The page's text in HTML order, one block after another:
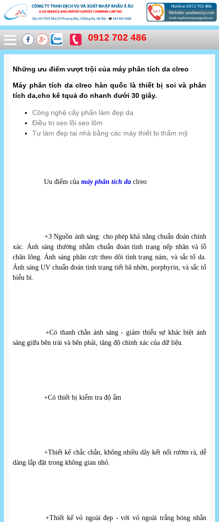
0912 702 486
Những ưu điểm vượt trội của máy phân tích da clreo
Máy phân tích da clreo hàn quốc là thiết bị soi và phân
tích da,cho kê tquả đo nhanh dưới 30 giây.
Công nghệ cấy phấn làm đẹp da
Điều trị sẹo lồi sẹo lõm
Tự làm đẹp tại nhà bằng các máy thiết bị thẩm mỹ
Uu điểm của máy phân tích da clreo
+3 Nguồn ánh sáng: cho phép khả năng chuẩn đoán chính
xác. Ánh sáng thường nhằm chuẩn đoán tình trạng nếp nhăn và lỗ
chân lông. Ánh sáng phân cực theo dõi tình trạng nám, và sắc tố da.
Ánh sáng UV chuẩn đoán tình trạng tiết bã nhờn, porphyrin, và sắc tố
biểu bì.
+Có thanh chắn ánh sáng - giảm thiểu sự khác biệt ánh
sáng giữa bên trái và bên phải, tăng độ chính xác của dữ liệu.
+Có thiết bị kiểm tra độ ẩm
+Thiết kế chắc chắn, không nhiều dây kết nối rườm rà, dễ
dàng lắp đặt trong không gian nhỏ.
+Thiết kế vỏ ngoài đẹp - với vỏ ngoài trắng bóng nhẵn